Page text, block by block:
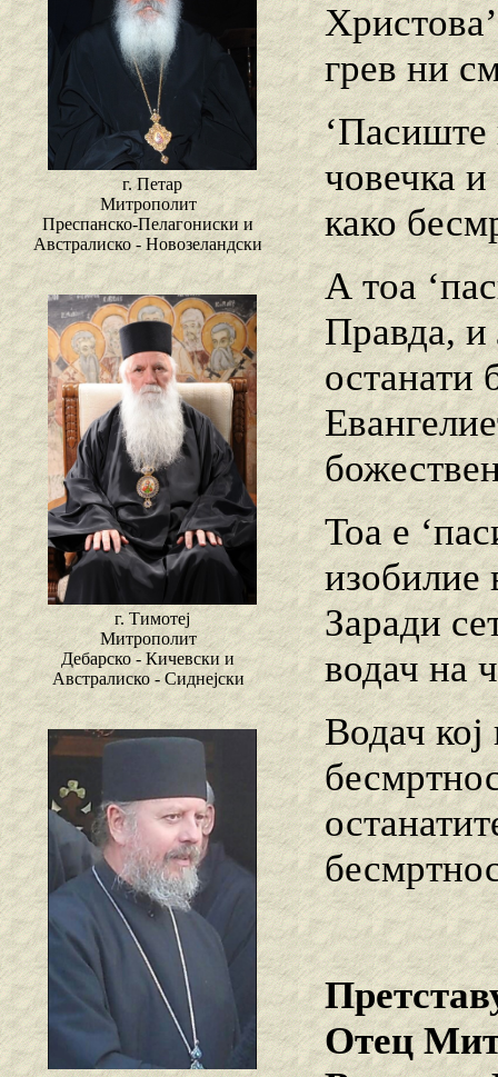
г. Петар
Митрополит
Преспанско-Пелагониски и
Австралиско - Новозеландски
г. Тимотеј
Митрополит
Дебарско - Кичевски и
Австралиско - Сиднејски
грев ни
‘Пасиште
човечка
како
А тоа
Правда,
останати
Тоа е
изобилие
Заради
водач на
Водач кој
Отец